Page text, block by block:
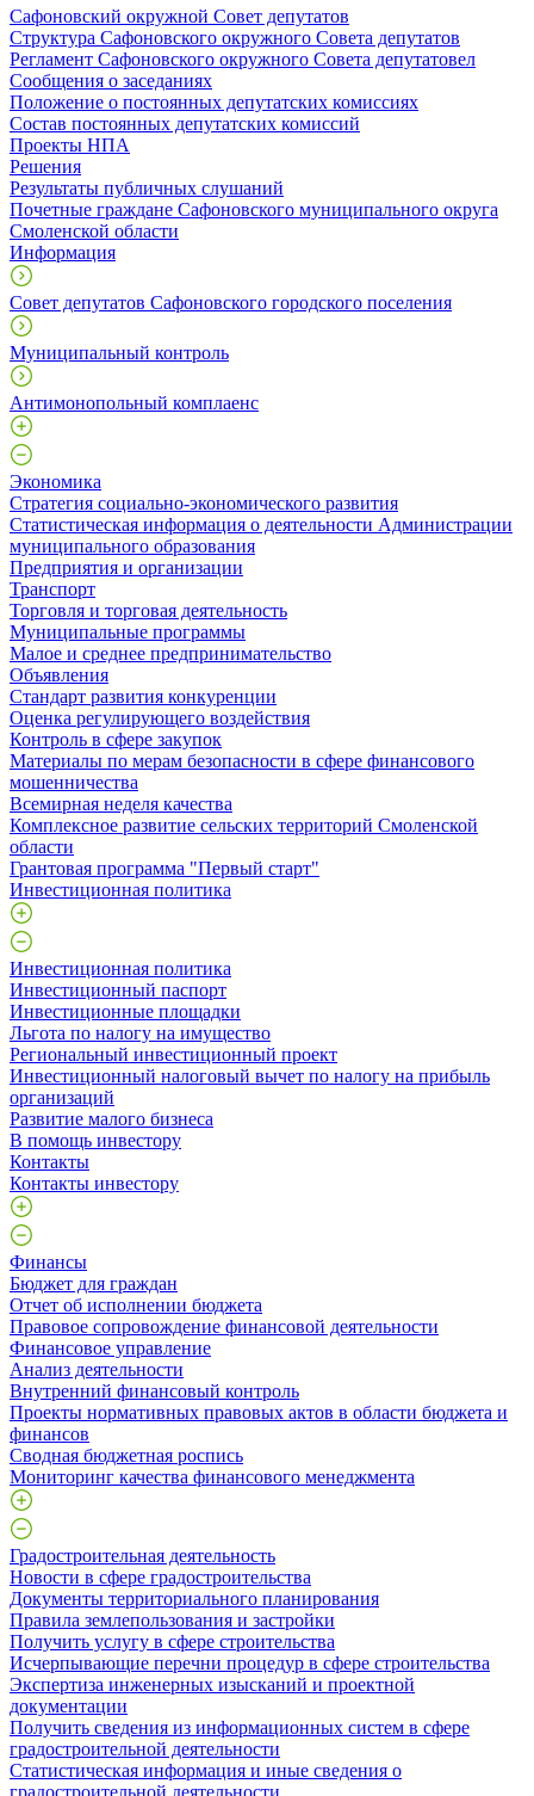
Сафоновский окружной Совет депутатов
Структура Сафоновского окружного Совета депутатов
Регламент Сафоновского окружного Совета депутатовел
Сообщения о заседаниях
Положение о постоянных депутатских комиссиях
Состав постоянных депутатских комиссий
Проекты НПА
Решения
Результаты публичных слушаний
Почетные граждане Сафоновского муниципального округа
Смоленской области
Информация
Совет депутатов Сафоновского городского поселения
Муниципальный контроль
Антимонопольный комплаенс
Экономика
Стратегия социально-экономического развития
Статистическая информация о деятельности Администрации
муниципального образования
Предприятия и организации
Транспорт
Торговля и торговая деятельность
Муниципальные программы
Малое и среднее предпринимательство
Объявления
Стандарт развития конкуренции
Оценка регулирующего воздействия
Контроль в сфере закупок
Материалы по мерам безопасности в сфере финансового
мошенничества
Всемирная неделя качества
Комплексное развитие сельских территорий Смоленской
области
Грантовая программа "Первый старт"
Инвестиционная политика
Инвестиционная политика
Инвестиционный паспорт
Инвестиционные площадки
Льгота по налогу на имущество
Региональный инвестиционный проект
Инвестиционный налоговый вычет по налогу на прибыль
организаций
Развитие малого бизнеса
В помощь инвестору
Контакты
Контакты инвестору
Финансы
Бюджет для граждан
Отчет об исполнении бюджета
Правовое сопровождение финансовой деятельности
Финансовое управление
Анализ деятельности
Внутренний финансовый контроль
Проекты нормативных правовых актов в области бюджета и
финансов
Сводная бюджетная роспись
Мониторинг качества финансового менеджмента
Градостроительная деятельность
Новости в сфере градостроительства
Документы территориального планирования
Правила землепользования и застройки
Получить услугу в сфере строительства
Исчерпывающие перечни процедур в сфере строительства
Экспертиза инженерных изысканий и проектной
документации
Получить сведения из информационных систем в сфере
градостроительной деятельности
Статистическая информация и иные сведения о
градостроительной деятельности